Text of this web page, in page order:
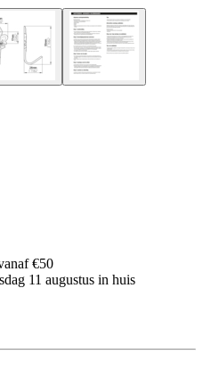
€50
11 augustus in huis